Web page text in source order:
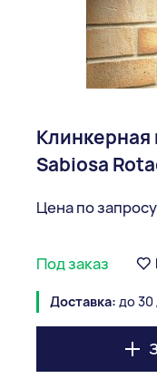
Клинкерная
Sabiosa
Цена по запросу
Под заказ
Доставка: до 30